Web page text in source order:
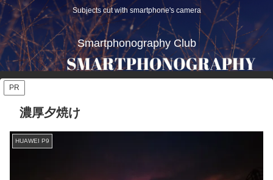
Subjects cut with smartphone's camera
Smartphonography Club
PR
濃厚夕焼け
HUAWEI P9